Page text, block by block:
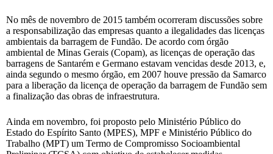
No mês de novembro de 2015 também ocorreram discussões sobre
a responsabilização das empresas quanto a ilegalidades das licenças
ambientais da barragem de Fundão. De acordo com órgão
ambiental de Minas Gerais (Copam), as licenças de operação das
barragens de Santarém e Germano estavam vencidas desde 2013, e,
ainda segundo o mesmo órgão, em 2007 houve pressão da Samarco
para a liberação da licença de operação da barragem de Fundão sem
a finalização das obras de infraestrutura.
Ainda em novembro, foi proposto pelo Ministério Público do
Estado do Espírito Santo (MPES), MPF e Ministério Público do
Trabalho (MPT) um Termo de Compromisso Socioambiental